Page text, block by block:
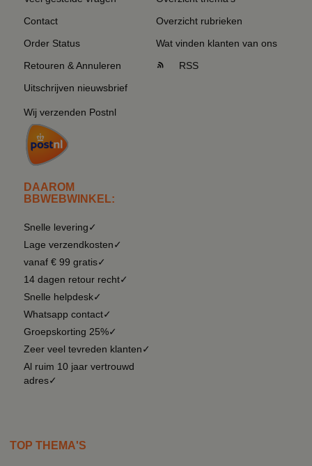
Contact
Order Status
Retouren & Annuleren
Uitschrijven nieuwsbrief
Wij verzenden Postnl
DAAROM
BBWEBWINKEL:
Snelle levering✓
Lage verzendkosten✓
vanaf € 99 gratis✓
14 dagen retour recht✓
Snelle helpdesk✓
Whatsapp contact✓
Groepskorting 25%✓
Zeer veel tevreden klanten✓
Al ruim 10 jaar vertrouwd
adres✓
Overzicht rubrieken
Wat vinden klanten van ons
RSS
TOP THEMA'S